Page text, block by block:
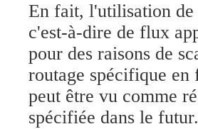
En fait, l'utilisation
c'est-à-dire de flux
pour des raisons de
routage spécifique en
peut être vu comme
spécifiée dans le futur.